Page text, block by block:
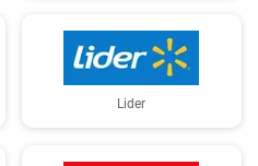
Lider